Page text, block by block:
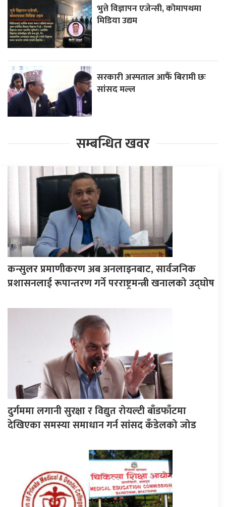
भुत्ते विज्ञापन एजेन्सी, कोमापथमा
मिडिया उद्यम
सरकारी अस्पताल आफैँ बिरामी छः
सांसद मल्ल
सम्बन्धित खवर
कन्सुलर प्रमाणीकरण अब अनलाइनबाट, सार्वजनिक
प्रशासनलाई रूपान्तरण गर्ने परराष्ट्रमन्त्री खनालको उद्घोष
दुर्गममा लगानी सुरक्षा र विद्युत रोयल्टी बाँडफाँटमा
देखिएका समस्या समाधान गर्न सांसद कँडेलको जोड